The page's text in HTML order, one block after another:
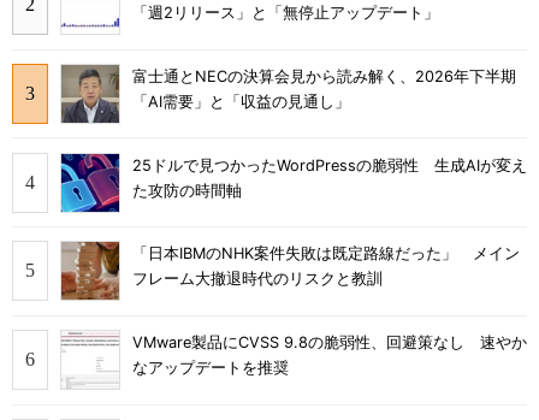
「週2リリース」と「無停止アップデート」
富士通とNECの決算会見から読み解く、2026年下半期
「AI需要」と「収益の見通し」
25ドルで見つかったWordPressの脆弱性 生成AIが変え
た攻防の時間軸
「日本IBMのNHK案件失敗は既定路線だった」 メイン
フレーム大撤退時代のリスクと教訓
VMware製品にCVSS 9.8の脆弱性、回避策なし 速やか
なアップデートを推奨